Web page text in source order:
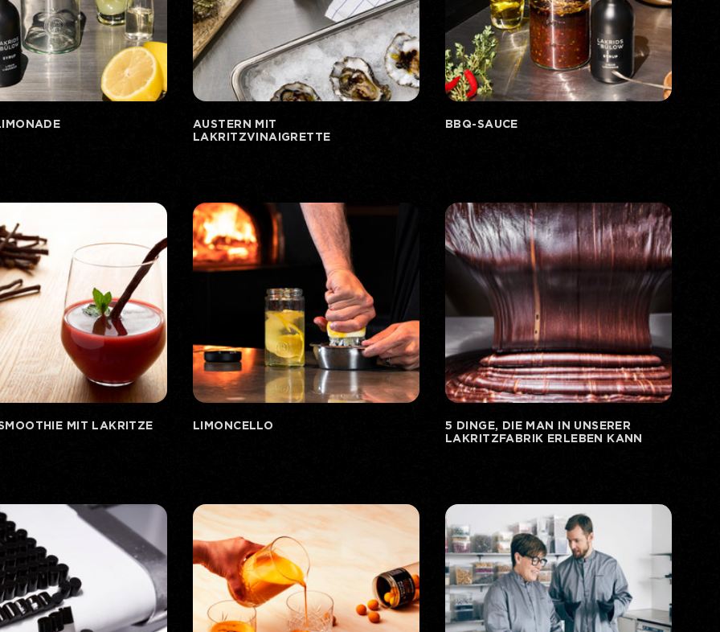
AUSTERN MIT
LAKRITZVINAIGRETTE
BBQ-SAUCE
MIT LAKRITZE LIMONCELLO
5 DINGE, DIE MAN IN UNSERER
LAKRITZFABRIK ERLEBEN KANN